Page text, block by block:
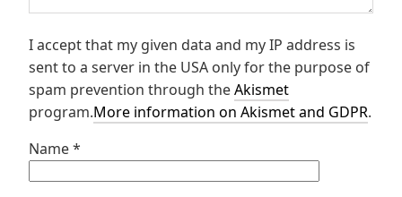
I accept that my given data and my IP address is
sent to a server in the USA only for the purpose of
spam prevention through theAkismet
program.More information on Akismet and GDPR.
Name*